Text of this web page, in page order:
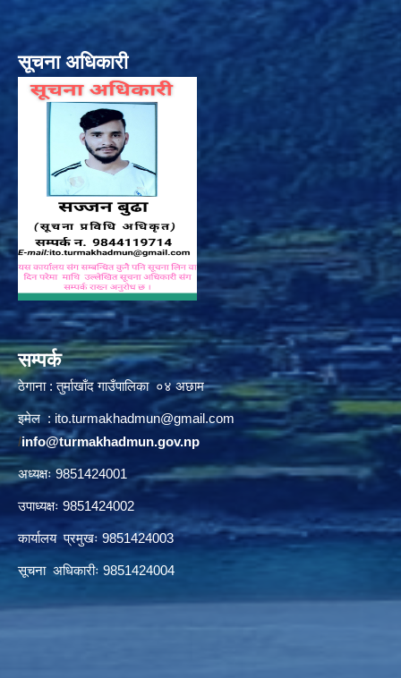
सूचना अधिकारी
सम्पर्क
ठेगाना : तुर्माखाँद गाउँपालिका ०४ अछाम
इमेल : ito.turmakhadmun@gmail.com
/info@turmakhadmun.gov.np
अध्यक्षः 9851424001
उपाध्यक्षः 9851424002
कार्यालय प्रमुखः 9851424003
सूचना अधिकारीः 9851424004